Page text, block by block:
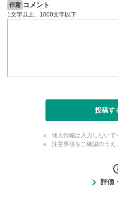
任意 コメント
1文字以上、1000文字以下
投稿す
個人情報は入力しないで
注意事項をご確認のうえ
評価